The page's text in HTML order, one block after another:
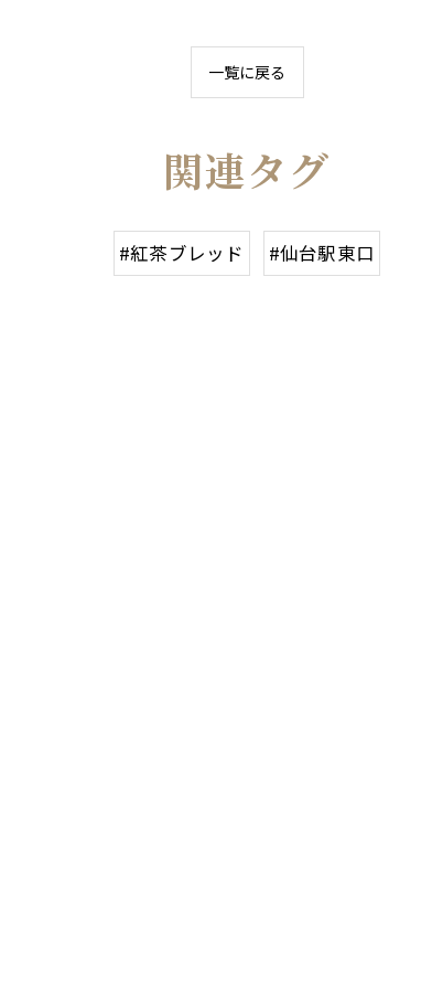
一覧に戻る
関連タグ
#紅茶ブレッド #仙台駅東口